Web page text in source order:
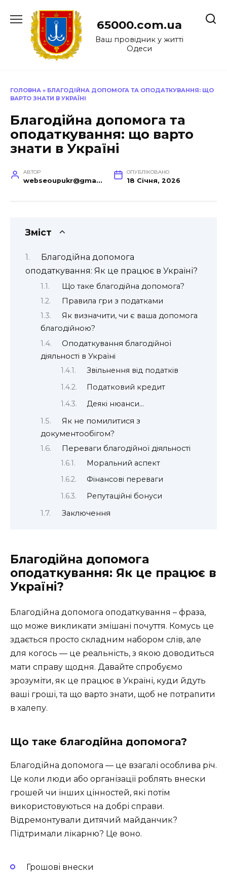
до
65000.com.ua
Ваш провідник у житті
Одеси
ГОЛОВНА » БЛАГОДІЙНА ДОПОМОГА ТА ОПОДАТКУВАННЯ: ЩО
ВАРТО ЗНАТИ В УКРАЇНІ
Благодійна допомога та
оподаткування: що варто
знати в Україні
АВТОР
webseoupukr@gmail.com
ОПУБЛІКОВАНО
18 Січня, 2026
Зміст
Благодійна допомога
оподаткування: Як це працює в Україні?
Що таке благодійна допомога?
Правила гри з податками
Як визначити, чи є ваша допомога
благодійною?
Оподаткування благодійної
діяльності в Україні
Звільнення від податків
Податковий кредит
Деякі нюанси…
Як не помилитися з
документообігом?
Переваги благодійної діяльності
Моральний аспект
Фінансові переваги
Репутаційні бонуси
Заключення
Благодійна допомога
оподаткування: Як це працює в
Україні?
Благодійна допомога оподаткування – фраза,
що може викликати змішані почуття. Комусь це
здається просто складним набором слів, але
для когось — це реальність, з якою доводиться
мати справу щодня. Давайте спробуємо
зрозуміти, як це працює в Україні, куди йдуть
ваші гроші, та що варто знати, щоб не потрапити
в халепу.
Що таке благодійна допомога?
Благодійна допомога — це взагалі особлива річ.
Це коли люди або організації роблять внески
грошей чи інших цінностей, які потім
використовуються на добрі справи.
Відремонтували дитячий майданчик?
Підтримали лікарню? Це воно.
Грошові внески